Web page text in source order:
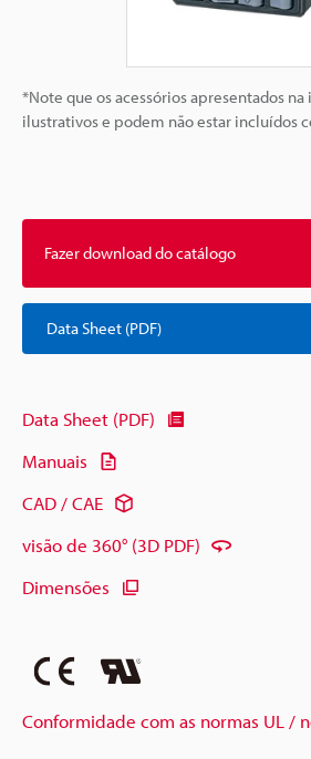
*Note que os acessórios apresentados
ilustrativos e podem não estar incluídos
Fazer download do catálogo
Data Sheet (PDF)
Data Sheet (PDF)
Manuais
CAD / CAE
visão de 360° (3D PDF)
Dimensões
Conformidade com as normas UL /